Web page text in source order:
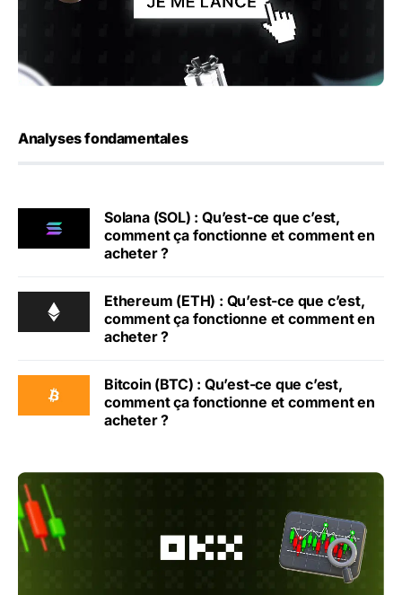
Analyses fondamentales
Solana (SOL) : Qu’est-ce que c’est,
comment ça fonctionne et comment en
acheter ?
Ethereum (ETH) : Qu’est-ce que c’est,
comment ça fonctionne et comment en
acheter ?
Bitcoin (BTC) : Qu’est-ce que c’est,
comment ça fonctionne et comment en
acheter ?